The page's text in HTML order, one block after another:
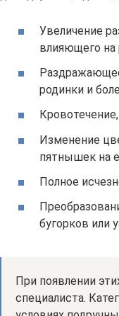
Увеличение
влияющего на
родинки и
Изменение
пятнышек на
Полное
бугорков или
При появлении
специалиста.